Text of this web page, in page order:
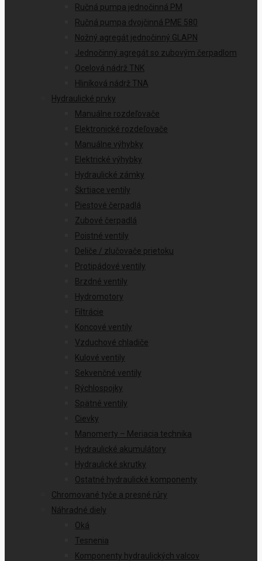
Ručná pumpa jednočinná PM
Ručná pumpa dvojčinná PME 580
Nožný agregát jednočinný GLAPN
Jednočinný agregát so zubovým čerpadlom
Ocelová nádrž TNK
Hliníková nádrž TNA
Hydraulické prvky
Manuálne rozdeľovače
Elektronické rozdeľovače
Manuálne výhybky
Elektrické výhybky
Hydraulické zámky
Škrtiace ventily
Piestové čerpadlá
Zubové čerpadlá
Poistné ventily
Deliče / zlučovače prietoku
Protipádové ventily
Brzdné ventily
Hydromotory
Filtrácie
Koncové ventily
Vzduchové chladiče
Kulové ventily
Sekvenčné ventily
Rýchlospojky
Spätné ventily
Cievky
Manomerty – Meriacia technika
Hydraulické akumulátory
Hydraulické skrutky
Ostatné hydraulické komponenty
Chromované tyče a presné rúry
Náhradné diely
Oká
Tesnenia
Komponenty hydraulických valcov